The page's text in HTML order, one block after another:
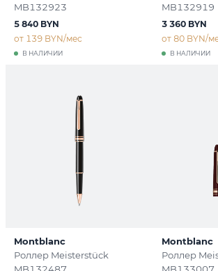
MB132923
В НАЛИЧИИ
5 840 BYN
от 139 BYN/мес
MB132919
В НАЛИЧИИ
3 360 BYN
от 80 BYN/
Montblanc
Роллер Meisterstück
Montblanc
Роллер